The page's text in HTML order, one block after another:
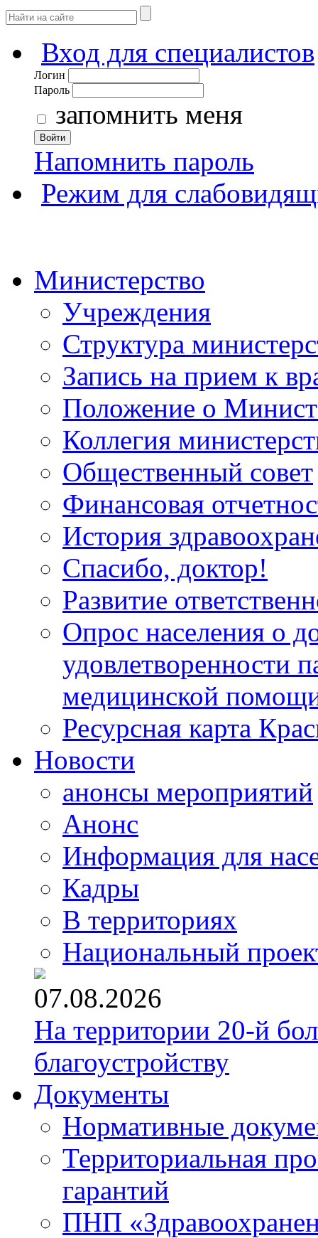
Вход для специалистов
Логин
Пароль
запомнить меня
Войти
Напомнить пароль
Режим для
Министерство
Учреждения
Структура
Запись на прием к
Положение о
Коллегия
Общественный совет
Финансовая
История
Спасибо, доктор!
Развитие
Опрос населения о
удовлетворенности
медицинской
Ресурсная карта
Новости
анонсы мероприятий
Анонс
Информация для
Кадры
В территориях
Национальный
07.08.2026
На территории 20-й
благоустройству
Документы
Нормативные
Территориальная
гарантий
ПНП